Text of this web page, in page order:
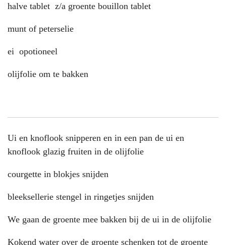
halve tablet z/a groente bouillon tablet
munt of peterselie
ei opotioneel
olijfolie om te bakken
Ui en knoflook snipperen en in een pan de ui en
knoflook glazig fruiten in de olijfolie
courgette in blokjes snijden
bleeksellerie stengel in ringetjes snijden
We gaan de groente mee bakken bij de ui in de olijfolie
Kokend water over de groente schenken tot de groente